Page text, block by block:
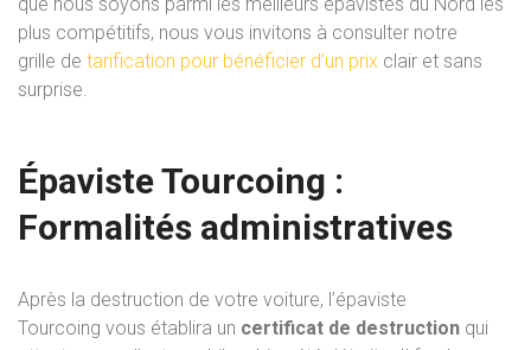
plus compétitifs, nous vous invitons à consulter notre
grille de tarification pour bénéficier d’un prix clair et sans
surprise.
Épaviste Tourcoing :
Formalités administratives
Après la destruction de votre voiture, l’épaviste
Tourcoing vous établira un certificat de destruction qui